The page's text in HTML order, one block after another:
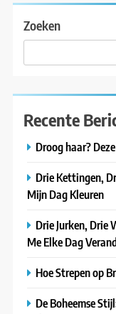
Zoeken
Recente
Droog haar?
Drie Kettingen,
Mijn Dag Kleuren
Drie Jurken, Drie
Me Elke Dag
Hoe Strepen op
De Boheemse